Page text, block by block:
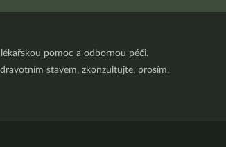
pomoc a odbornou péči.
stavem, zkonzultujte, prosím,